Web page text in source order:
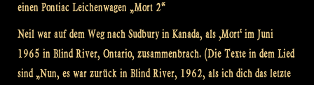
einen Pontiac Leichenwagen „Mort 2“
Neil war auf dem Weg nach Sudbury in Kanada, als ‚Mort‘ im Juni
1965 in Blind River, Ontario, zusammenbrach. (Die Texte in dem Lied
sind „Nun, es war zurück in Blind River, 1962, als ich dich das letzte